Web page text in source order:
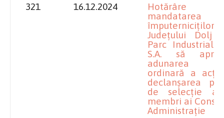
321 16.12.2024
Hotărâre
mandatarea
împuterniciților
Județului Dolj
Parc Industrial
S.A. să
adunarea
ordinară a
declanșarea
de selecție a
membri ai
Administrație